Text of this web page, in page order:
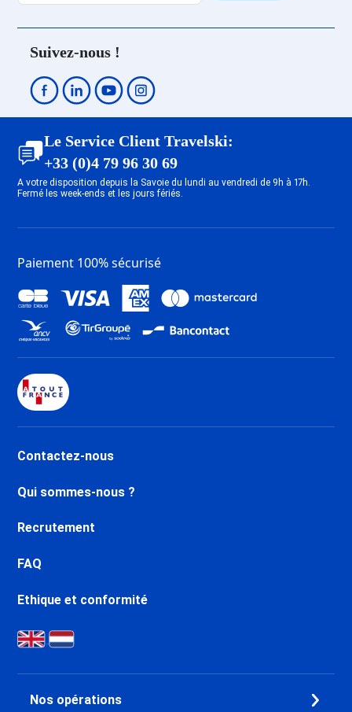
Sauf mention contraire, les prestations, telles que
Seuls les équipements mentionnés spécifiquement
ESF Megève
ESF Le Corbier
ESF La Clusaz
ESF Valloire
ESF Châtel
ESF Le Grand Bornand
ESF Saint Gervais Mont-Blanc
Suivez-nous !
Le Service Client Travelski:
+33 (0)4 79 96 30 69
A votre disposition depuis la Savoie du lundi au vendredi de 9h à 17h.
Fermé les week-ends et les jours fériés.
Paiement 100% sécurisé
Contactez-nous
Qui sommes-nous ?
Recrutement
FAQ
Ethique et conformité
Nos opérations